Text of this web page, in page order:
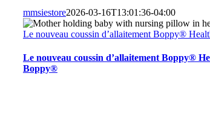
mmsiestore2026-03-16T13:01:36-04:00
Le nouveau coussin d’allaitement Boppy®
Le nouveau coussin d’allaitement Boppy®
Boppy®